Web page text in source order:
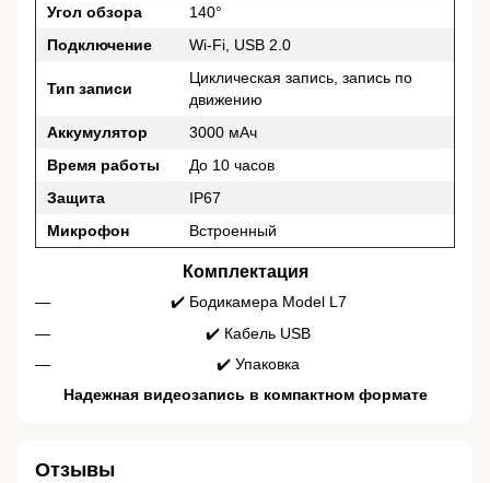
Угол обзора
140°
Подключение
Wi-Fi, USB 2.0
Тип записи
Циклическая запись, запись по
движению
Аккумулятор
3000 мАч
Время работы
До 10 часов
Защита
IP67
Микрофон
Встроенный
Комплектация
✔️ Бодикамера Model L7
✔️ Кабель USB
✔️ Упаковка
Надежная видеозапись в компактном формате
Отзывы